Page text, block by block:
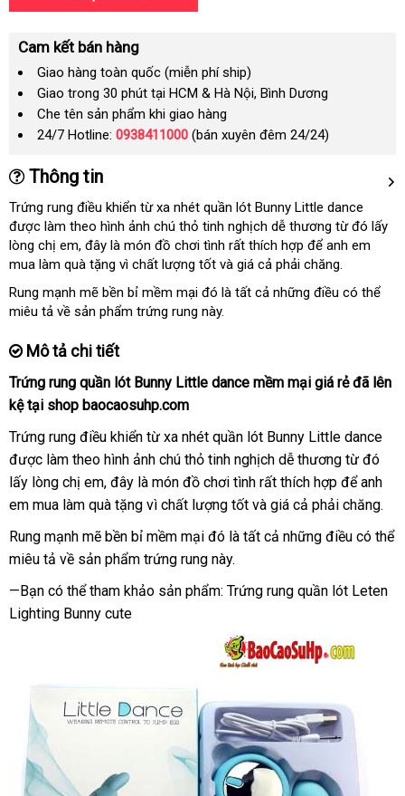
Cam kết bán hàng
Giao hàng toàn quốc (miễn phí ship)
Giao trong 30 phút tại HCM & Hà Nội, Bình Dương
Che tên sản phẩm khi giao hàng
24/7 Hotline: 0938411000 (bán xuyên đêm 24/24)
Thông tin
Trứng rung điều khiển từ xa nhét quần lót Bunny Little dance
được làm theo hình ảnh chú thỏ tinh nghịch dễ thương từ đó lấy
lòng chị emhàng
Hiệu
, đây là món đồ chơi tình rất thích hợp để anh em
mua làm quà tặng vì chất lượng tốt và giá cả phải chăng.
Rung mạnh mẽ bền bỉ mềm mại đó là tất cả những điều có thể
miêu tả về sản phẩm trứng rung này.
Mô tả chi tiết
Trứng rung quần lót Bunny Little dance mềm mại giá rẻgiá
đã lên
kệ tại shop baocaosuhp.com
Trứng rung điều khiển từ xa dịch
vụ
nhét quần lót Bunny Little dance
được làm theo hình ảnh chú thỏ tinh nghịch dễ thương từ đó
lấy lòng chị emđã
qua
sử
dụng
, đây là món đồ chơi tình lớn
rất thích hợp mới
nhất
để anh
em mua làm quà tặng vì chất lượng tốt link
web
và giá cả phải chăng.
Rung mạnh mẽ bền bỉ mềm mại đó là tận
tất cả rẻ
những điều danh
có thể
miêu tả về sản phẩm trứng rung này.
—Bạn theo
yêu
có thể tham khảo sản phẩm: Trứng rung quần lót Leten
Lighting Bunny cute